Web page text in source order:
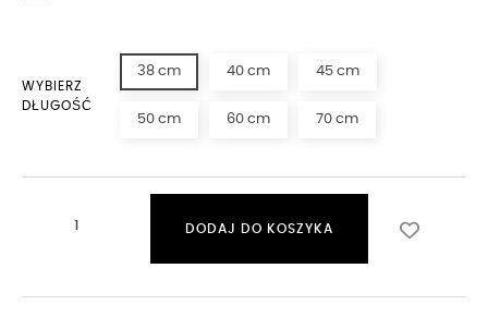
WYBIERZ
DŁUGOŚĆ
38 cm 40 cm 45 cm
50 cm 60 cm 70 cm
DODAJ DO KOSZYKA